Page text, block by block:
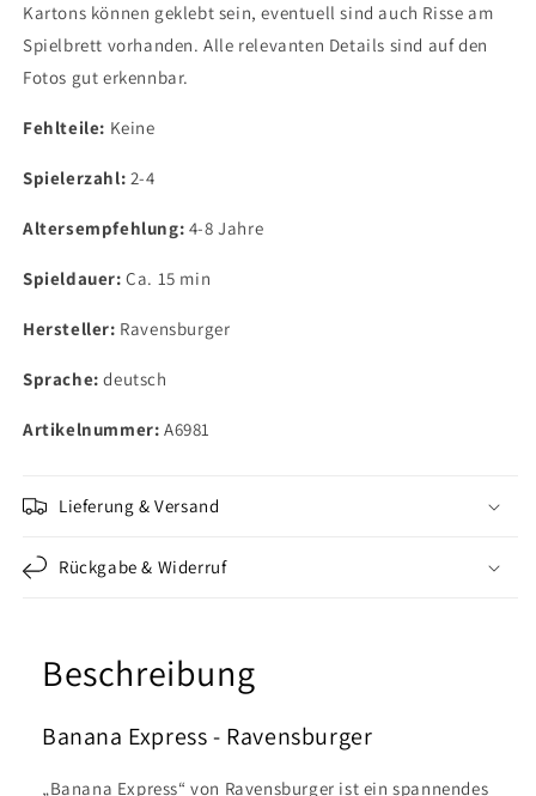
Kartons können geklebt sein, eventuell sind auch Risse am
Spielbrett vorhanden. Alle relevanten Details sind auf den
Fotos gut erkennbar.
Fehlteile: Keine
Spielerzahl: 2-4
Altersempfehlung: 4-8 Jahre
Spieldauer:Ca. 15 min
Hersteller: Ravensburger
Sprache: deutsch
Artikelnummer: A6981
Lieferung & Versand
Rückgabe & Widerruf
Beschreibung
Banana Express - Ravensburger
„Banana Express“ von Ravensburger ist ein spannendes